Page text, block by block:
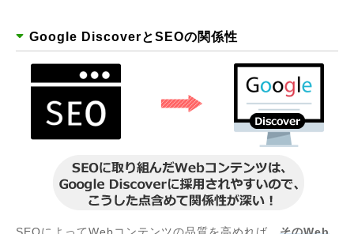
Google DiscoverとSEOの関係性